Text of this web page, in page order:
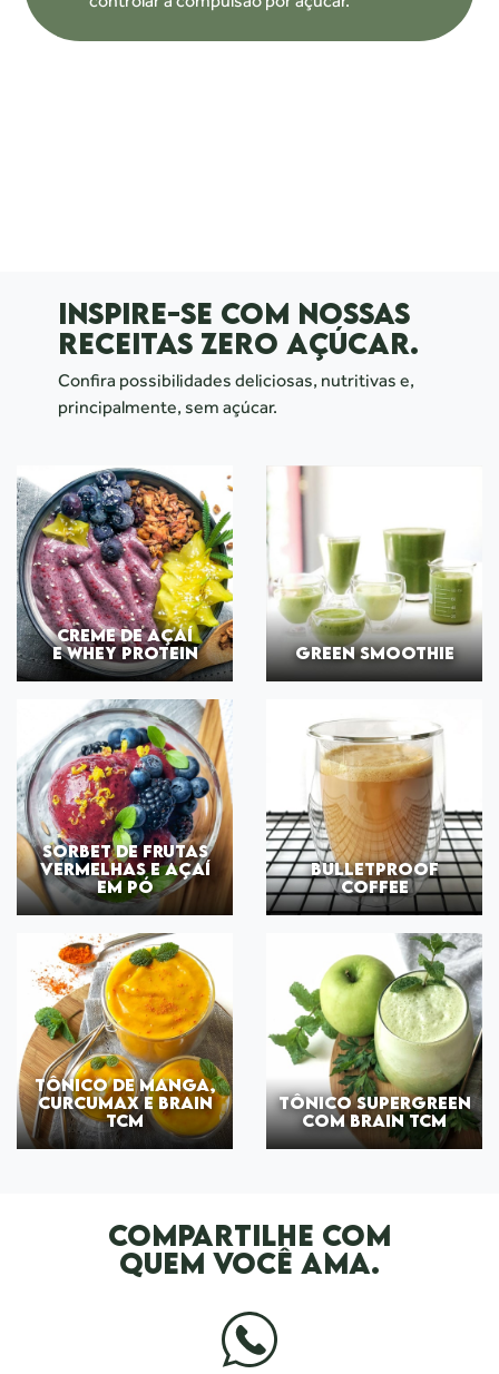
INSPIRE-SE COM NOSSAS
RECEITAS ZERO AÇÚCAR.
Confira possibilidades deliciosas, nutritivas e,
principalmente, sem açúcar.
CREME DE AÇAÍ
E WHEY PROTEIN
GREEN SMOOTHIE
SORBET DE FRUTAS
VERMELHAS E AÇAÍ
EM PÓ
BULLETPROOF
COFFEE
TÔNICO DE MANGA,
CURCUMAX E BRAIN
TCM
TÔNICO SUPERGREEN
COM BRAIN TCM
COMPARTILHE COM
QUEM VOCÊ AMA.